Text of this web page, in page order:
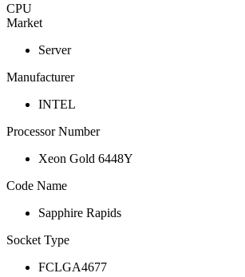
CPU
Market
Server
Manufacturer
INTEL
Processor Number
Xeon Gold 6448Y
Code Name
Sapphire Rapids
Socket Type
FCLGA4677